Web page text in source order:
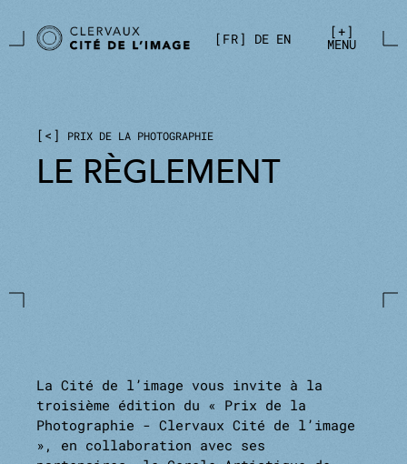
FR
DE EN +
MENU
< PRIX DE LA PHOTOGRAPHIE
LE RÈGLEMENT
La Cité de l’image vous invite à la
troisième édition du « Prix de la
Photographie - Clervaux Cité de l’image
», en collaboration avec ses